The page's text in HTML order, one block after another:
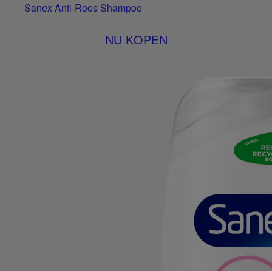
Sanex Anti-Roos Shampoo
NU KOPEN